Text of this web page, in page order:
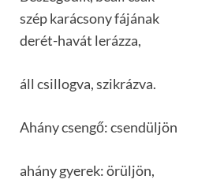
szép karácsony fájának
derét-havát lerázza,
áll csillogva, szikrázva.
Ahány csengő: csendüljön
ahány gyerek: örüljön,